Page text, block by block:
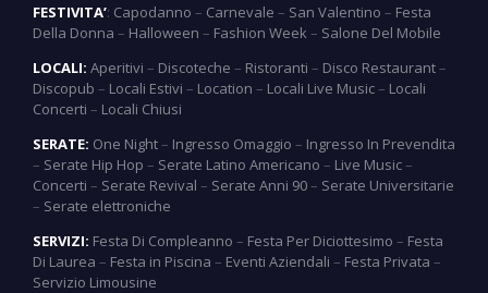
FESTIVITA’: Capodanno – Carnevale – San Valentino – Festa
Della Donna – Halloween – Fashion Week – Salone Del Mobile
LOCALI: Aperitivi – Discoteche – Ristoranti – Disco Restaurant–
Discopub – Locali Estivi – Location – Locali Live Music– Locali
Concerti – Locali Chiusi
SERATE: One Night– Ingresso Omaggio – Ingresso In Prevendita
– Serate Hip Hop – Serate Latino Americano – Live Music–
Concerti – Serate Revival – Serate Anni 90– Serate Universitarie
– Serate elettroniche
SERVIZI: Festa Di Compleanno – Festa Per Diciottesimo – Festa
Di Laurea – Festa in Piscina – Eventi Aziendali – Festa Privata –
Servizio Limousine